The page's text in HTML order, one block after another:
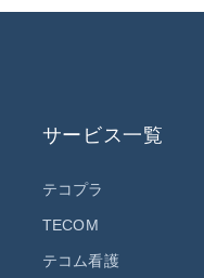
サービス一覧
テコプラ
TECOM
テコム看護